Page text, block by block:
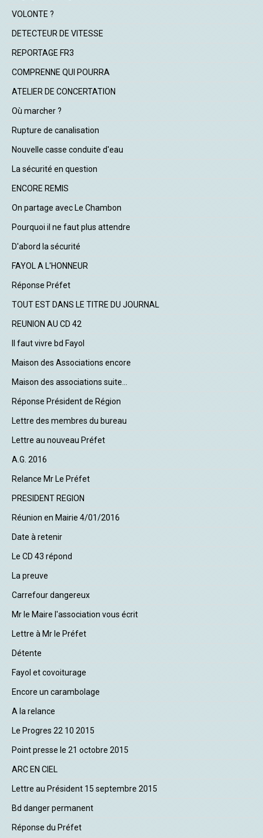
VOLONTE ?
DETECTEUR DE VITESSE
REPORTAGE FR3
COMPRENNE QUI POURRA
ATELIER DE CONCERTATION
Où marcher ?
Rupture de canalisation
Nouvelle casse conduite d'eau
La sécurité en question
ENCORE REMIS
On partage avec Le Chambon
Pourquoi il ne faut plus attendre
D'abord la sécurité
FAYOL A L'HONNEUR
Réponse Préfet
TOUT EST DANS LE TITRE DU JOURNAL
REUNION AU CD 42
Il faut vivre bd Fayol
Maison des Associations encore
Maison des associations suite...
Réponse Président de Région
Lettre des membres du bureau
Lettre au nouveau Préfet
A.G. 2016
Relance Mr Le Préfet
PRESIDENT REGION
Réunion en Mairie 4/01/2016
Date à retenir
Le CD 43 répond
La preuve
Carrefour dangereux
Mr le Maire l'association vous écrit
Lettre à Mr le Préfet
Détente
Fayol et covoiturage
Encore un carambolage
A la relance
Le Progres 22 10 2015
Point presse le 21 octobre 2015
ARC EN CIEL
Lettre au Président 15 septembre 2015
Bd danger permanent
Réponse du Préfet